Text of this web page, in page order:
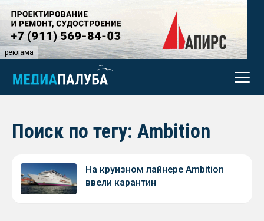
реклама
Поиск по тегу: Ambition
На круизном лайнере Ambition
ввели карантин